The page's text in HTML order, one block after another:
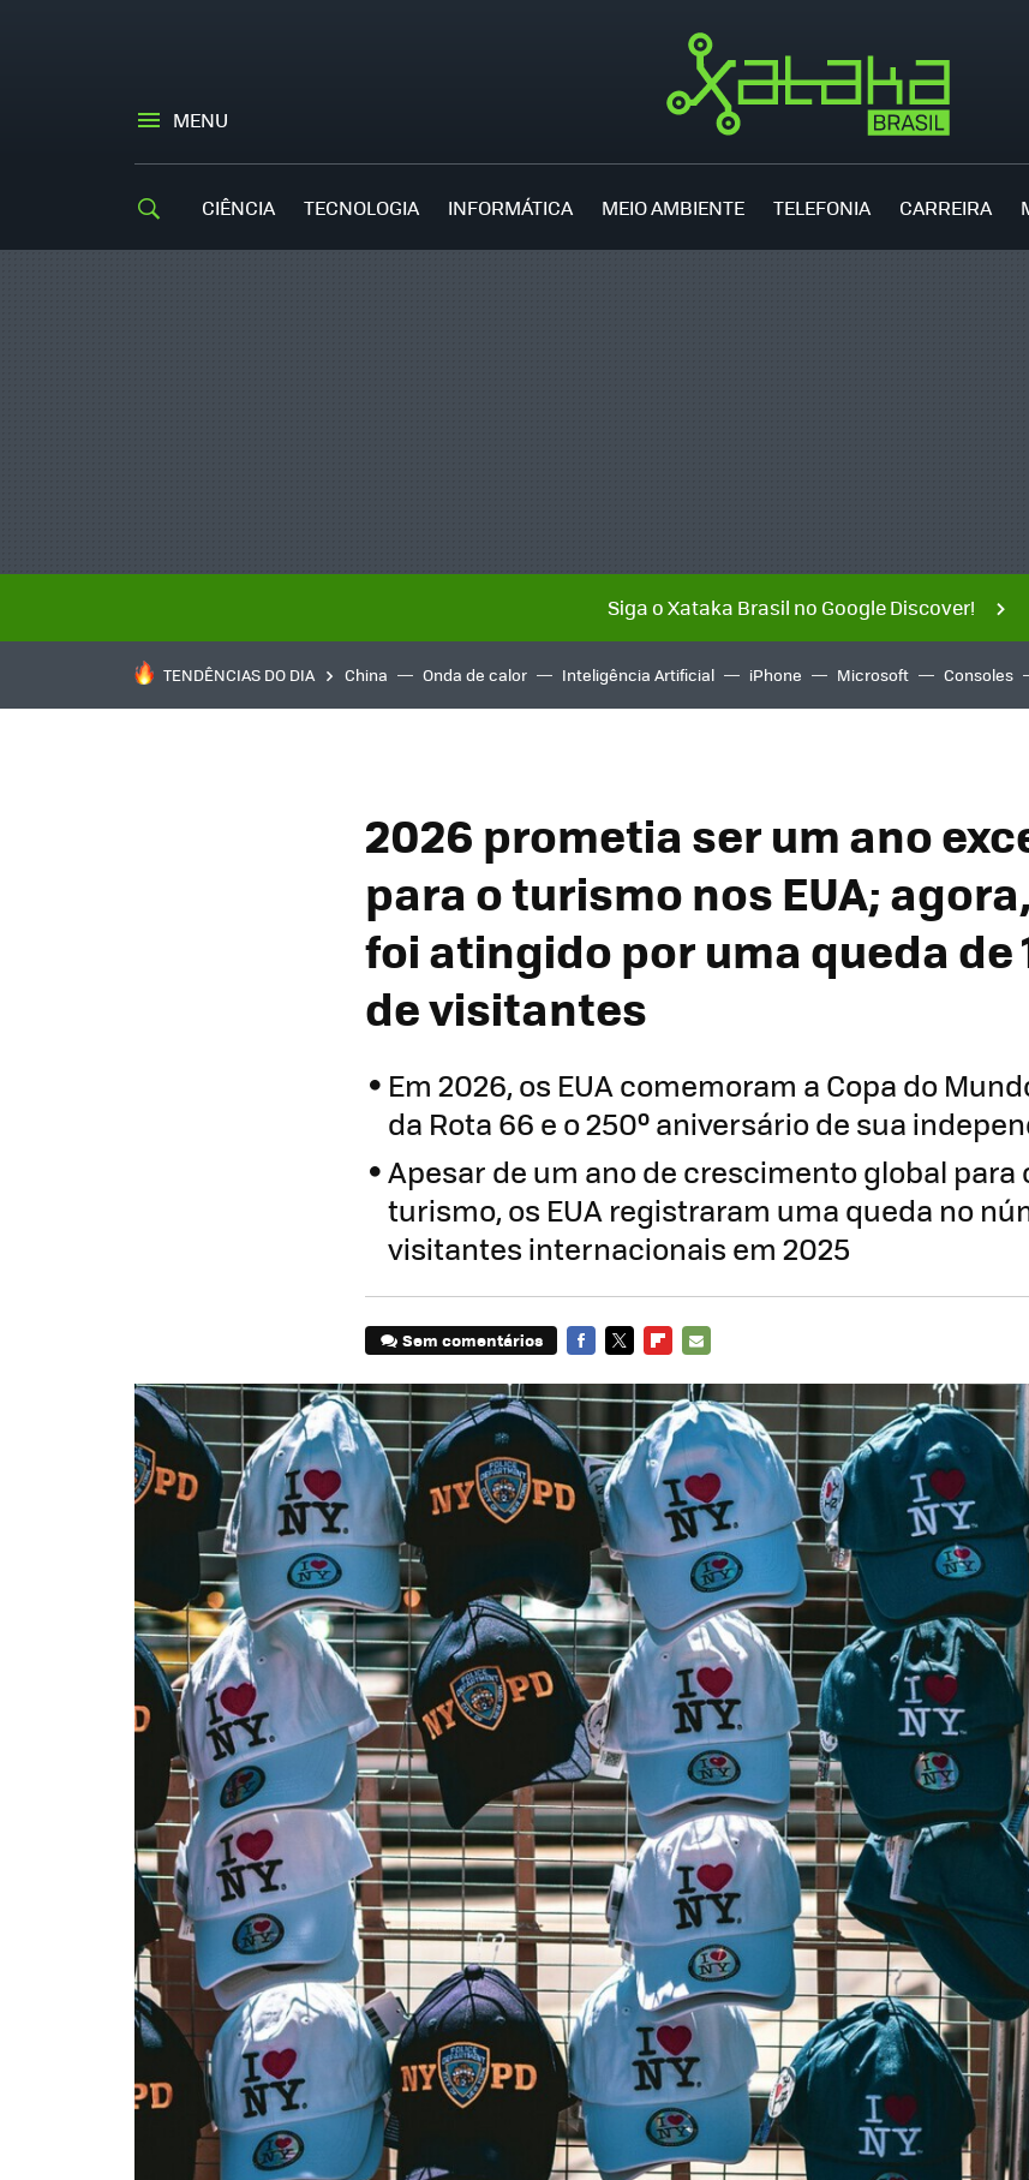
MENU
CIÊNCIA TECNOLOGIA INFORMÁTICA MEIO AMBIENTE TELEFONIA CARREIRA
Siga o Xataka Brasil no Google Discover!
TENDÊNCIAS DO DIA China Onda de calor Inteligência Artificial iPhone Microsoft Consoles
2026 prometia ser um ano
para o turismo nos EUA;
foi atingido por uma queda de
de visitantes
Em 2026, os EUA comemoram a Copa do
da Rota 66 e o ​​250º aniversário de sua
Apesar de um ano de crescimento global para
turismo, os EUA registraram uma queda no
visitantes internacionais em 2025
Sem comentários
MAIL